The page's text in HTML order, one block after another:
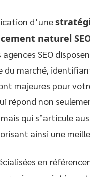
d’une
naturel
SEO
du marché,
majeures pour
répond non
mais qui s’articule
ainsi une
en